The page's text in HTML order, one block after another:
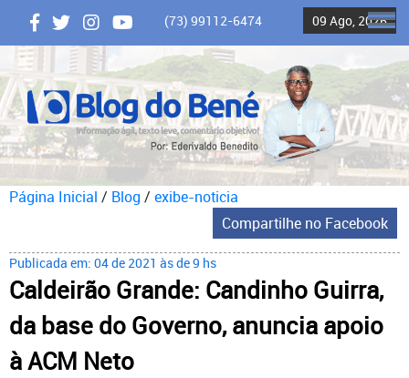
(73) 99112-6474 09 Ago, 2026
Página Inicial / Blog / exibe-noticia
Compartilhe no Facebook
Publicada em: 04 de 2021 às de 9 hs
Caldeirão Grande: Candinho Guirra,
da base do Governo, anuncia apoio
à ACM Neto